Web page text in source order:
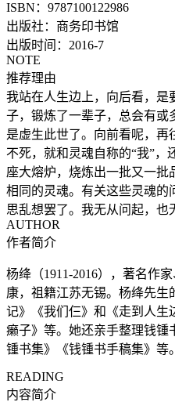
ISBN： 9787100122986
出版社： 商务印书馆
出版时间： 2016-7
NOTE
推荐理由
我站在人生边上，向后看，是
子，锻炼了一辈子，总会有或
是虚生此世了。向前看呢，
不死，就和灵魂自称的“我”，
座大熔炉，烧炼出一批又一
相同的灵魂。有关这些灵魂的
思乱想罢了。我无从问起，也
AUTHOR
作者简介
杨绛（1911-2016），著名作
康，祖籍江苏无锡。杨绛先
记》《我们仨》和《走到人生
癞子》等。她还亲手整理钱锺
锺书集》《钱锺书手稿集》等。
READING
内容简介